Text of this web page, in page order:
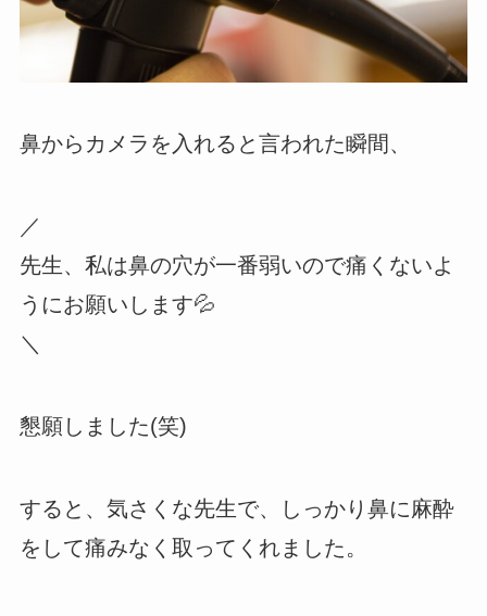
鼻からカメラを入れると言われた瞬間、
／
先生、私は鼻の穴が一番弱いので痛くないよ
うにお願いします💦
＼
懇願しました(笑)
すると、気さくな先生で、しっかり鼻に麻酔
をして痛みなく取ってくれました。